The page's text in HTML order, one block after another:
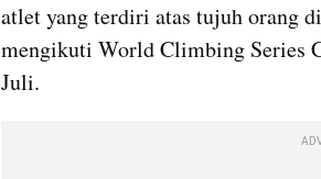
atlet yang terdiri atas tujuh orang
mengikuti World Climbing Series
Juli.